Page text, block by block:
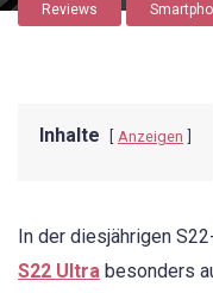
Reviews
Inhalte Anzeigen
In der diesjährigen
S22 Ultra besonders